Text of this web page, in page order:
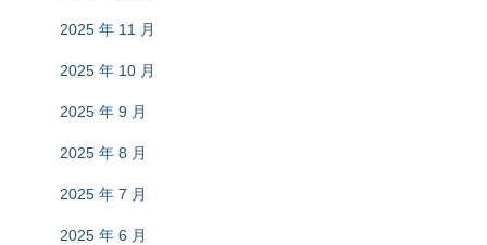
2025 年 11 月
2025 年 10 月
2025 年 9 月
2025 年 8 月
2025 年 7 月
2025 年 6 月